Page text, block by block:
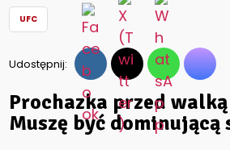
UFC
Udostępnij:
Prochazka przed
Muszę być dominującą